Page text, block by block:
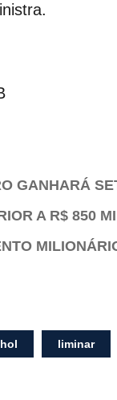
GANHARÁ
A R$ 850
liminar